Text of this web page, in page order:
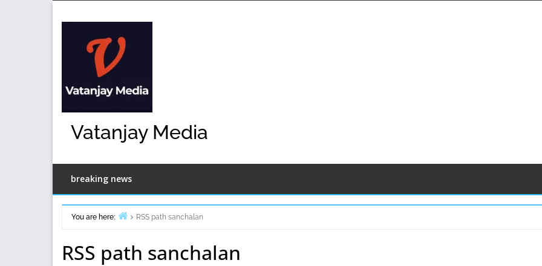
Vatanjay Media
breaking news
You are here:
RSS path sanchalan
RSS path sanchalan